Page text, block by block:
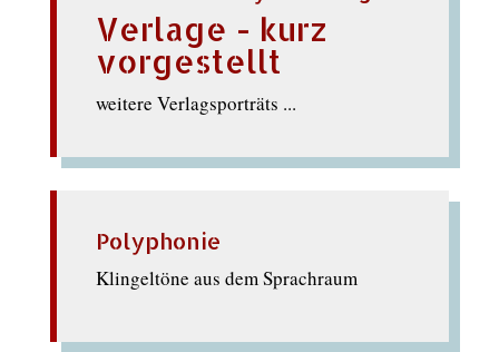
Verlage - kurz
vorgestellt
weitere Verlagsporträts ...
Polyphonie
Klingeltöne aus dem Sprachraum